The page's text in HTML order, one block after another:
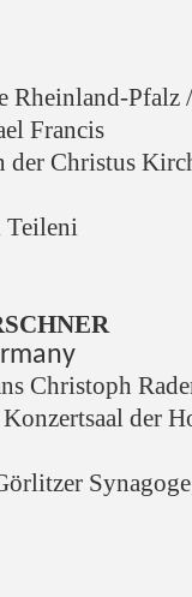
Rheinland-Pfalz
Francis
der Christus
Teileni
Christoph
der